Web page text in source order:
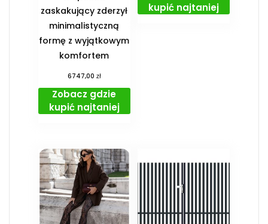
zaskakujący zderzył
minimalistyczną
formę z wyjątkowym
komfortem
6747,00 zł
Zobacz gdzie
kupić najtaniej
kupić najtaniej